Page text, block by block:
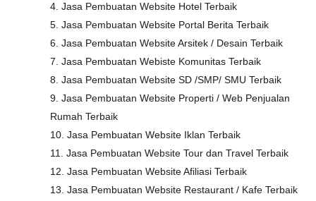
4. Jasa Pembuatan Website Hotel Terbaik
5. Jasa Pembuatan Website Portal Berita Terbaik
6. Jasa Pembuatan Website Arsitek / Desain Terbaik
7. Jasa Pembuatan Webiste Komunitas Terbaik
8. Jasa Pembuatan Website SD /SMP/ SMU Terbaik
9. Jasa Pembuatan Website Properti / Web Penjualan
Rumah Terbaik
10. Jasa Pembuatan Website Iklan Terbaik
11. Jasa Pembuatan Website Tour dan Travel Terbaik
12. Jasa Pembuatan Website Afiliasi Terbaik
13. Jasa Pembuatan Website Restaurant / Kafe Terbaik